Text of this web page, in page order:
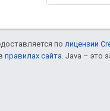
по лицензии
правилах сайта . Java – это